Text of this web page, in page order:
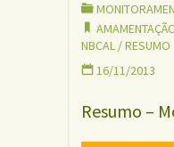
NBCAL /RESUMO
16/11/2013
Resumo –